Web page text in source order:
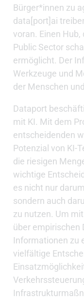
Bürger*innen zu
data[port]ai
voran. Einen
Public Sector
ermöglicht. Der
Werkzeuge und
der Menschen
Dataport
mit KI. Mit dem
entscheidenden
Potenzial von KI-
die riesigen
wichtige
es nicht nur
sondern auch
zu nutzen. Um
über empirischen
Informationen zu
vielfältige